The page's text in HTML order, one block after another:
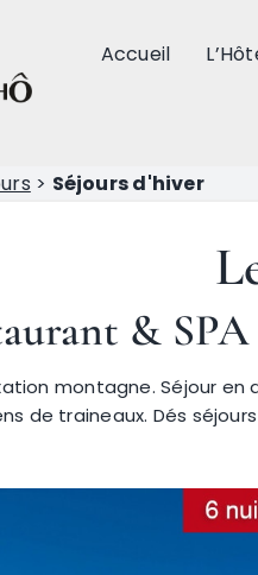
Accueil
> Séjours d'hiver
& SPA
montagne. Séjour
de traineaux. Dés